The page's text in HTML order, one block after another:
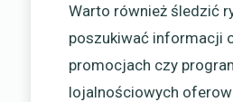
Warto również śledzić
poszukiwać informacji
promocjach czy
lojalnościowych